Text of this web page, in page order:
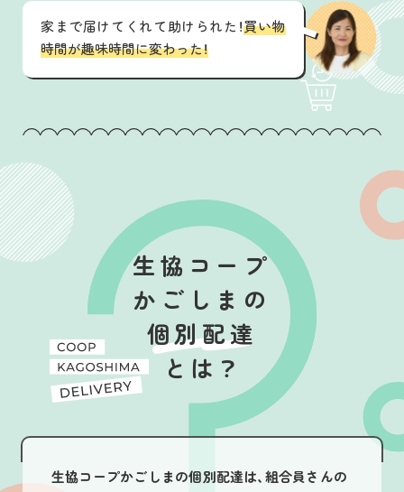
家まで届けてくれて助けられた！買い物
時間が趣味時間に変わった！
生協コープ
かごしまの
個別配達
とは？
生協コープかごしまの個別配達は、組合員さんの